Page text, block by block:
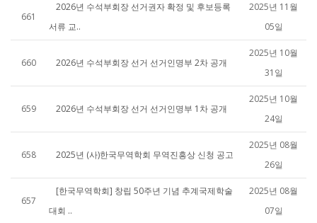
661
2026년 수석부회장 선거권자 확정 및 후보등록
서류 교..
2025년 11월
05일
660 2026년 수석부회장 선거 선거인명부 2차 공개
2025년 10월
31일
659 2026년 수석부회장 선거 선거인명부 1차 공개
2025년 10월
24일
658 2025년 (사)한국무역학회 무역진흥상 신청 공고
2025년 08월
26일
657
[한국무역학회] 창립 50주년 기념 추계국제학술
대회 ..
2025년 08월
07일